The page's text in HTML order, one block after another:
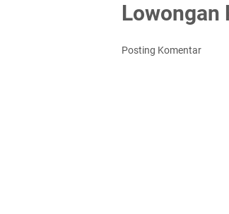
Lowongan
Posting Komentar